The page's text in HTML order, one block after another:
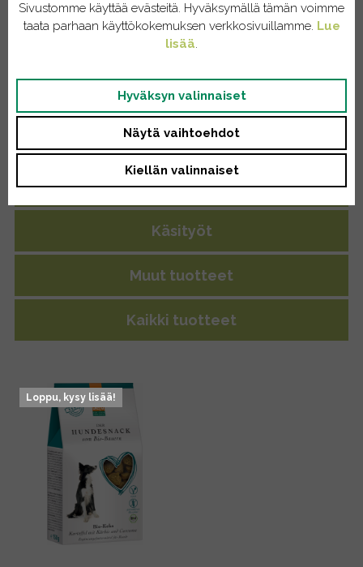
Koirat
Kodinhoito
Pyykinpesu
Saippuat/tiskiaineet
Yleispuhdistus
Käsityöt
Muut tuotteet
Kaikki tuotteet
Loppu, kysy lisää!
Sivustomme käyttää evästeitä. Hyväksymällä tämän voimme
taata parhaan käyttökokemuksen verkkosivuillamme. Lue
lisää.
Hyväksyn valinnaiset
Näytä vaihtoehdot
Kiellän valinnaiset